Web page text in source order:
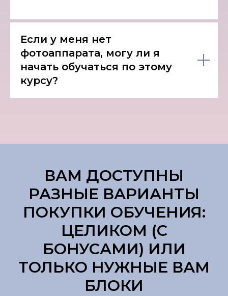
Если у меня нет
фотоаппарата, могу ли я
начать обучаться по этому
курсу?
ВАМ ДОСТУПНЫ
РАЗНЫЕ ВАРИАНТЫ
ПОКУПКИ ОБУЧЕНИЯ:
ЦЕЛИКОМ (С
БОНУСАМИ) ИЛИ
ТОЛЬКО НУЖНЫЕ ВАМ
БЛОКИ